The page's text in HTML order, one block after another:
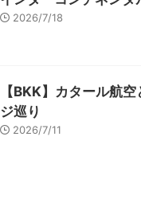
2026/7/18
【BKK】カタール航
ジ巡り
2026/7/11